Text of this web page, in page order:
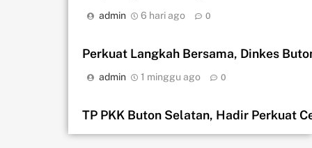
admin 6 hari ago 0
Perkuat Langkah Bersama, Dinkes
admin 1 minggu ago 0
TP PKK Buton Selatan, Hadir Perkuat
admin 1 minggu ago 0